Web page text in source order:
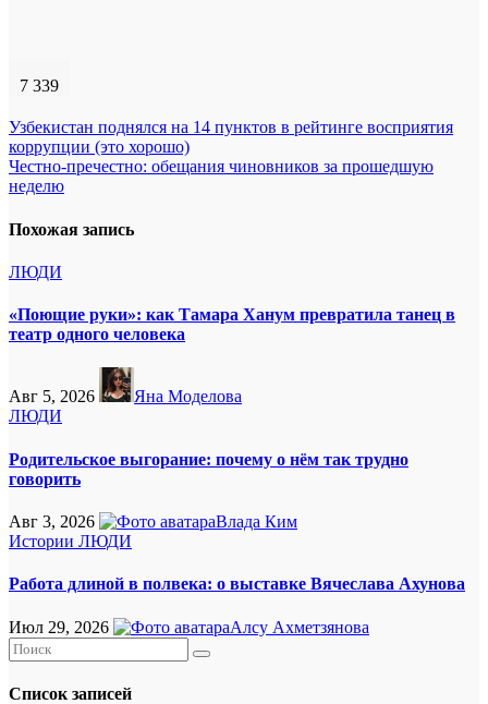
7 339
Навигация
по
записям
Узбекистан поднялся на 14 пунктов в рейтинге восприятия
коррупции (это хорошо)
Честно-пречестно: обещания чиновников за прошедшую
неделю
Похожая запись
ЛЮДИ
«Поющие руки»: как Тамара Ханум превратила танец в
театр одного человека
Авг 5, 2026
Яна Моделова
ЛЮДИ
Родительское выгорание: почему о нём так трудно
говорить
Авг 3, 2026
Влада Ким
Истории ЛЮДИ
Работа длиной в полвека: о выставке Вячеслава Ахунова
Июл 29, 2026 Алсу Ахметзянова
Список записей